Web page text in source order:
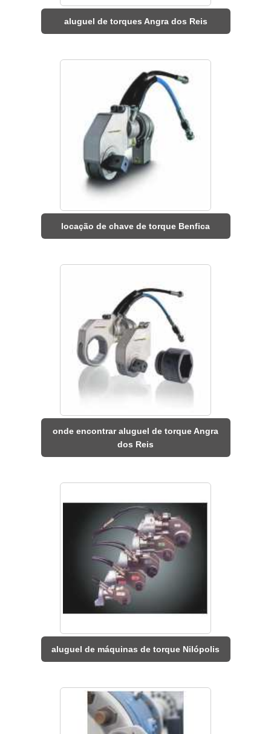
aluguel de torques Angra dos Reis
locação de chave de torque Benfica
onde encontrar aluguel de torque Angra
dos Reis
aluguel de máquinas de torque Nilópolis